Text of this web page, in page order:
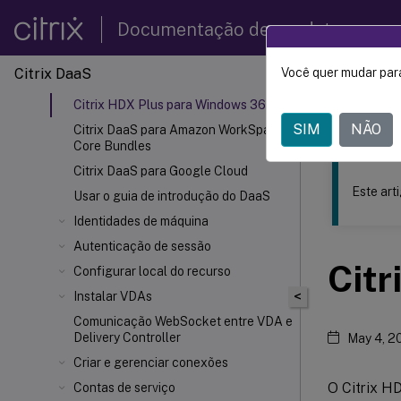
Documentação de produtos
Citrix DaaS
Planejar e criar uma implantação
Inscrever-se
Citrix DaaS para Microsoft Azure
Citrix HDX Plus para Windows 365
Citrix DaaS para Amazon WorkSpaces
Core Bundles
Citrix DaaS para Google Cloud
Usar o guia de introdução do DaaS
Identidades de máquina
Autenticação de sessão
Configurar local do recurso
Instalar VDAs
Comunicação WebSocket entre VDA e
Delivery Controller
Criar e gerenciar conexões
Contas de serviço
Este
Citrix
<
Este
May 4,
O Citrix
Você quer mudar
SIM NÃO